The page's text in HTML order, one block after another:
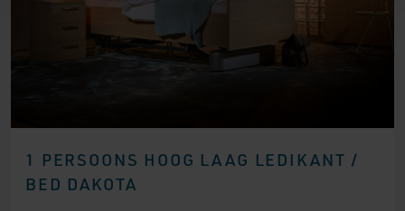
1 PERSOONS HOOG LAAG LEDIKANT /
BED DAKOTA